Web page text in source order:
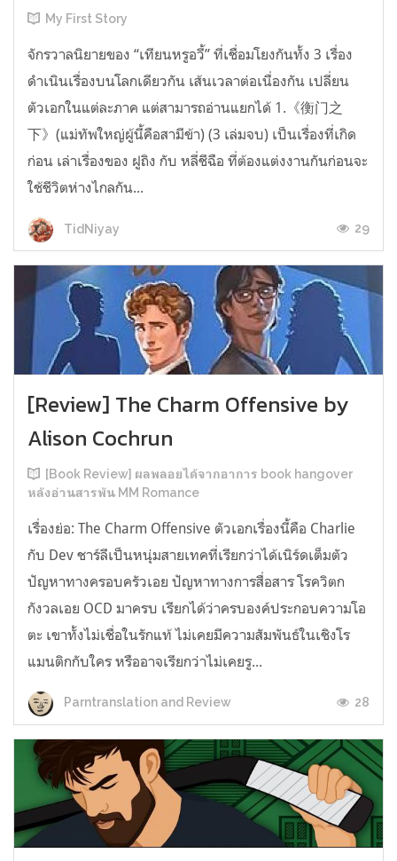
My First Story
จักรวาลนิยายของ “เทียนหรูอวี้” ที่เชื่อมโยงกันทั้ง 3 เรื่อง
ดำเนินเรื่องบนโลกเดียวกัน เส้นเวลาต่อเนื่องกัน เปลี่ยน
ตัวเอกในแต่ละภาค แต่สามารถอ่านแยกได้ 1.《衡门之
下》(แม่ทัพใหญ่ผู้นี้คือสามีข้า) (3 เล่มจบ) เป็นเรื่องที่เกิด
ก่อน เล่าเรื่องของ ฝูถิง กับ หลี่ชีฉือ ที่ต้องแต่งงานกันก่อนจะ
ใช้ชีวิตห่างไกลกัน...
TidNiyay 29
[Review] The Charm Offensive by
Alison Cochrun
[Book Review] ผลพลอยได้จากอาการ book hangover
หลังอ่านสารพัน MM Romance
เรื่องย่อ: The Charm Offensive ตัวเอกเรื่องนี้คือ Charlie
กับ Dev ชาร์ลีเป็นหนุ่มสายเทคที่เรียกว่าได้เนิร์ดเต็มตัว
ปัญหาทางครอบครัวเอย ปัญหาทางการสื่อสาร โรควิตก
กังวลเอย OCD มาครบ เรียกได้ว่าครบองค์ประกอบความโอ
ตะ เขาทั้งไม่เชื่อในรักแท้ ไม่เคยมีความสัมพันธ์ในเชิงโร
แมนติกกับใคร หรืออาจเรียกว่าไม่เคยรู...
Parntranslation and Review 28